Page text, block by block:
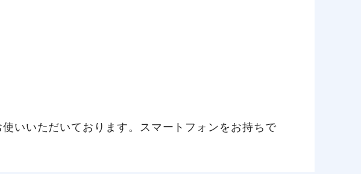
いいただいております。スマートフォンをお持ちで